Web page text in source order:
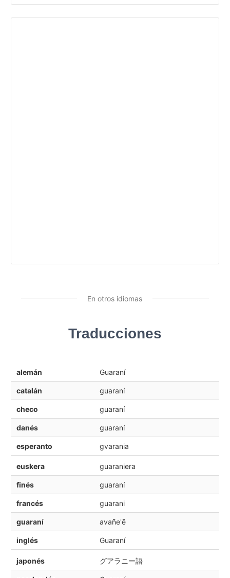
En otros idiomas
Traducciones
alemán Guaraní
catalán guaraní
checo guaraní
danés guaraní
esperanto gvarania
euskera guaraniera
finés guaraní
francés guarani
guaraní avañe'ẽ
inglés Guaraní
japonés グアラニー語